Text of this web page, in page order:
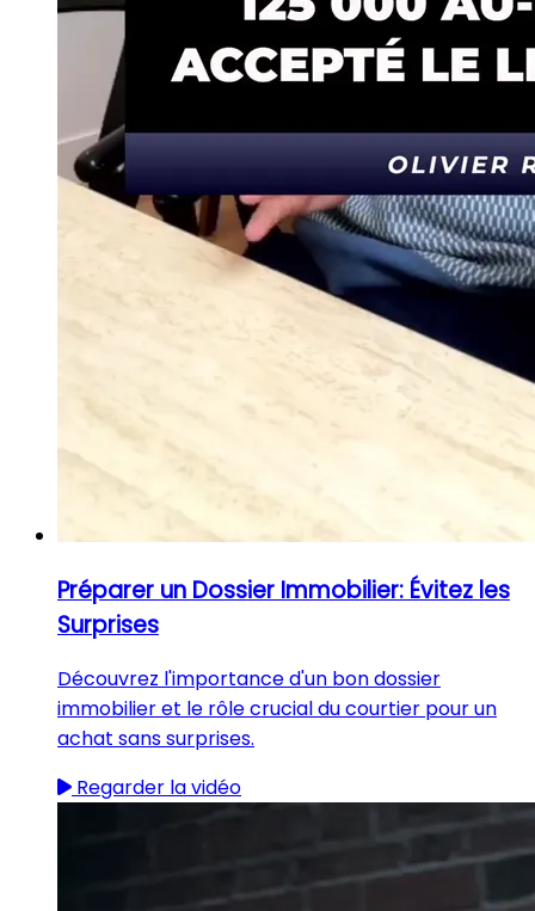
Préparer un Dossier Immobilier: Évitez les
Surprises
Découvrez l'importance d'un bon dossier
immobilier et le rôle crucial du courtier pour un
achat sans surprises.
Regarder la vidéo